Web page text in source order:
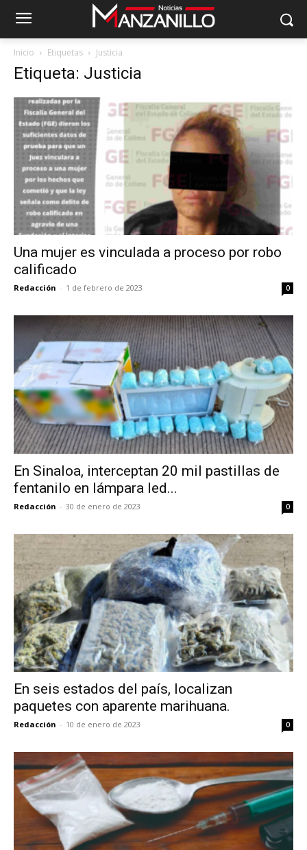
Inicio Etiquetas Justicia
Etiqueta: Justicia
Una mujer es vinculada a proceso por robo
calificado
Redacción - 1 de febrero de 2023 0
En Sinaloa, interceptan 20 mil pastillas de
fentanilo en lámpara led...
Redacción - 30 de enero de 2023 0
En seis estados del país, localizan
paquetes con aparente marihuana.
Redacción - 10 de enero de 2023 0